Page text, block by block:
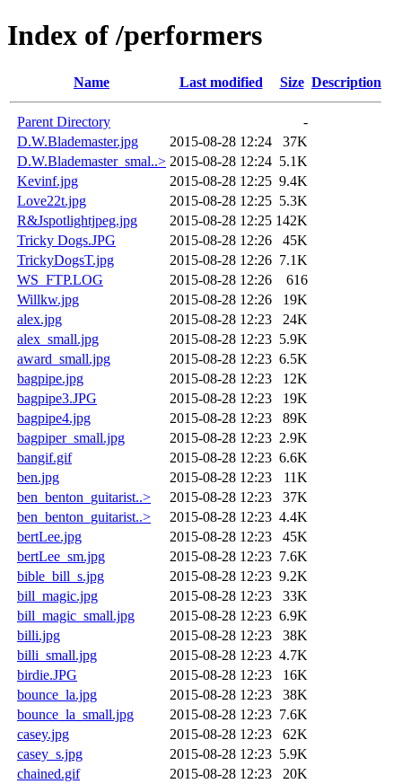
Index of /performers
Name Last modified Size Description
Parent Directory
-
D.W.Blademaster.jpg
2015-08-28 12:24
37K
D.W.Blademaster_smal..> 2015-08-28 12:24 5.1K
Kevinf.jpg
2015-08-28 12:25 9.4K
Love22t.jpg
2015-08-28 12:25 5.3K
R&Jspotlightjpeg.jpg
2015-08-28 12:25 142K
Tricky Dogs.JPG
2015-08-28 12:26
45K
TrickyDogsT.jpg
2015-08-28 12:26 7.1K
WS_FTP.LOG
2015-08-28 12:26
616
Willkw.jpg
2015-08-28 12:26
19K
alex.jpg
2015-08-28 12:23
24K
alex_small.jpg
2015-08-28 12:23 5.9K
award_small.jpg
2015-08-28 12:23 6.5K
bagpipe.jpg
2015-08-28 12:23
12K
bagpipe3.JPG
2015-08-28 12:23
19K
bagpipe4.jpg
2015-08-28 12:23
89K
bagpiper_small.jpg
2015-08-28 12:23 2.9K
bangif.gif
2015-08-28 12:23 6.6K
ben.jpg
2015-08-28 12:23
11K
ben_benton_guitarist..>
2015-08-28 12:23
37K
ben_benton_guitarist..>
2015-08-28 12:23 4.4K
bertLee.jpg
2015-08-28 12:23
45K
bertLee_sm.jpg
2015-08-28 12:23 7.6K
bible_bill_s.jpg
2015-08-28 12:23 9.2K
bill_magic.jpg
2015-08-28 12:23
33K
bill_magic_small.jpg
2015-08-28 12:23 6.9K
billi.jpg
2015-08-28 12:23
38K
billi_small.jpg
2015-08-28 12:23 4.7K
birdie.JPG
2015-08-28 12:23
16K
bounce_la.jpg
2015-08-28 12:23
38K
bounce_la_small.jpg
2015-08-28 12:23 7.6K
casey.jpg
2015-08-28 12:23
62K
casey_s.jpg
2015-08-28 12:23 5.9K
chained.gif
2015-08-28 12:23
20K